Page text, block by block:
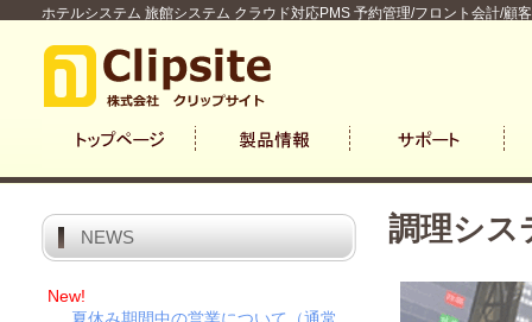
ホテルシステム 旅館システム クラウド対応PMS 予約管理/フロント会計/顧
調理シス
NEWS
New!